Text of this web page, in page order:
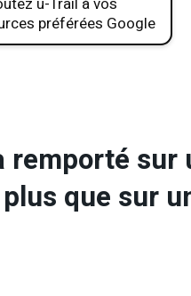
préférées Google
remporté sur
que sur